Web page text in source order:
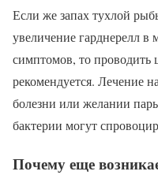
Если же запах тухлой
увеличение гарднерелл в
симптомов, то
рекомендуется. Лечение
болезни или желании
бактерии могут
Почему еще